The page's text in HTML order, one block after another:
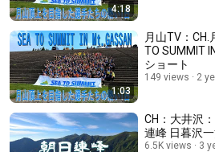
4:18
1:03
月山TV：CH.
TO SUMMIT
ショート
149 views 2
CH：大井沢
連峰 日暮沢
6.5K views 3